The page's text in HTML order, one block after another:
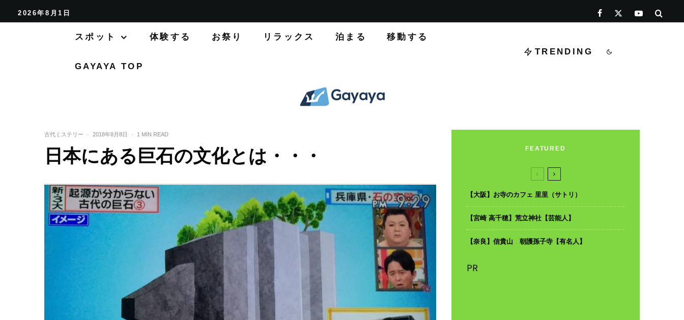
2026年8月1日
スポット 体験する お祭り リラックス 泊まる 移動する
GAYAYA TOP
TRENDING
古代ミステリー · 2018年8月8日 · 1 MIN READ
日本にある巨石の文化とは・・・ FEATURED
【大阪】お寺のカフェ 里里（サトリ）
【宮崎 高千穂】荒立神社【芸能人】
【奈良】信貴山 朝護孫子寺【有名人】
PR